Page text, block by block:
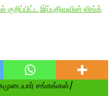
இப்பதிவுவின் லிங்க்